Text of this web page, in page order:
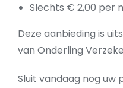
Slechts € 2,00 per
Deze aanbieding is
van Onderling
Sluit vandaag nog